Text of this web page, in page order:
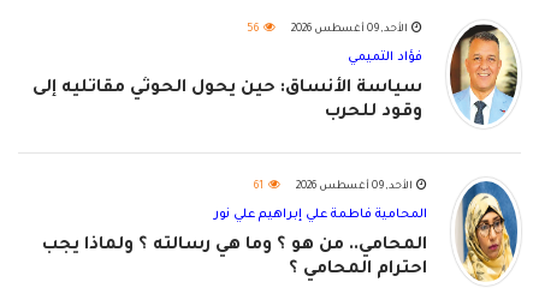
الأحد, 09 أغسطس 2026 56
فؤاد التميمي
سياسة الأنساق: حين يحول الحوثي مقاتليه إلى
وقود للحرب
الأحد, 09 أغسطس 2026 61
المحامية فاطمة علي إبراهيم علي نور
المحامي.. من هو ؟ وما هي رسالته ؟ ولماذا يجب
احترام المحامي ؟